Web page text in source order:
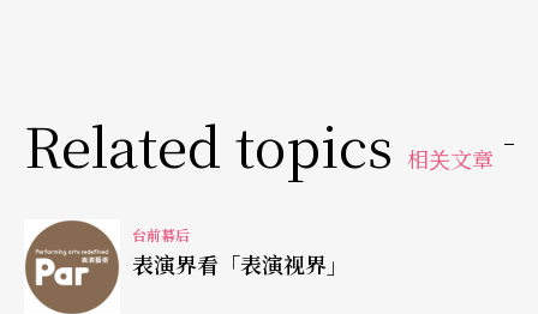
路当然不容易。一九九四年她到纽约，一天早上醒
来，在下禢的旅馆内，她试著开始静坐，当天的静
外求，就在于进入自己。」同年《子不语─末世纪
启示录》让当时的舞蹈界有些错愕，因为她的舞蹈
Related topics 相关文章
台前幕后
表演界看「表演视界」